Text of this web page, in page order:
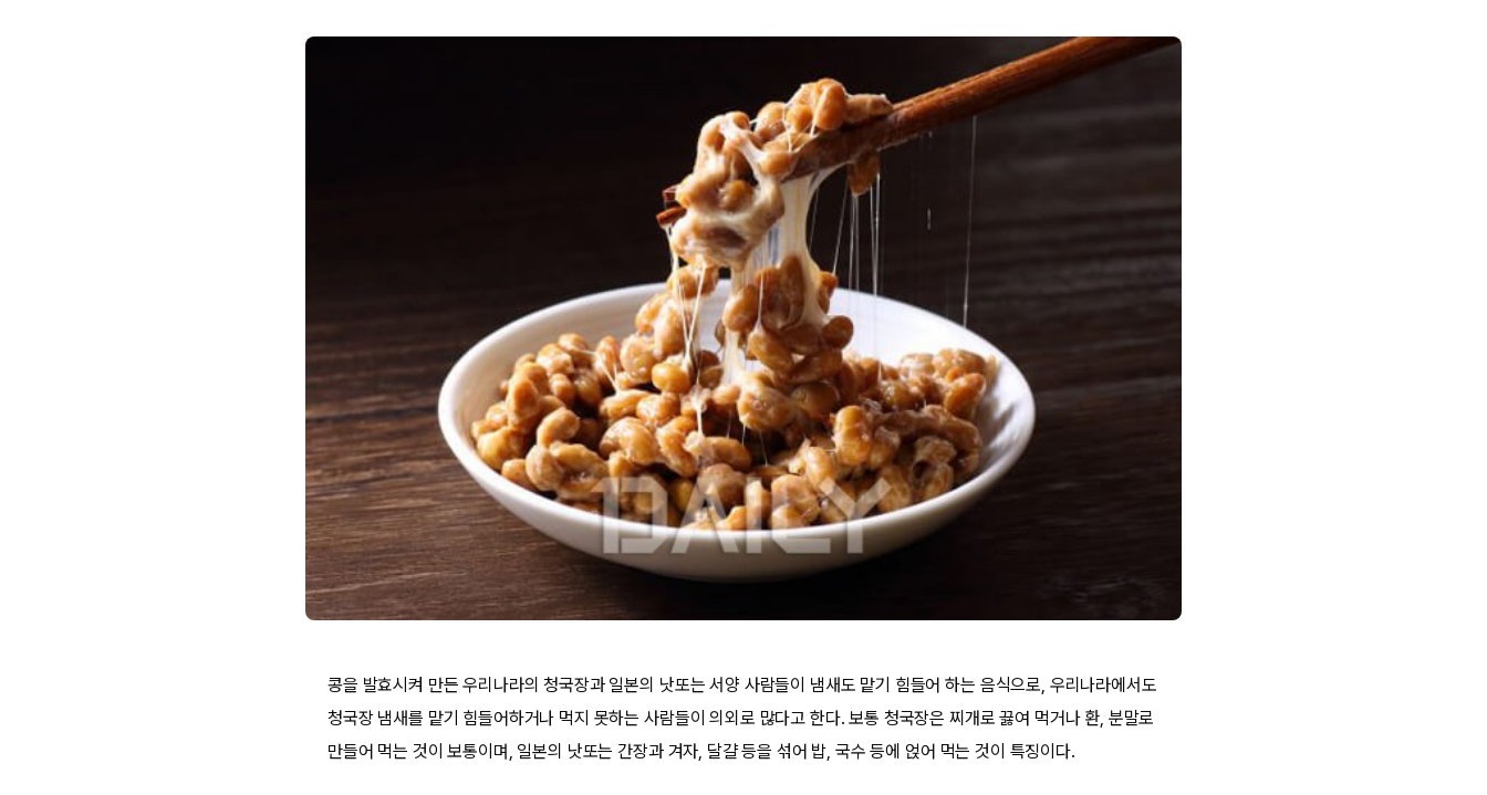
콩을 발효시켜 만든 우리나라의 청국장과 일본의 낫또는 서양 사람들이 냄새도 맡기 힘들어 하는 음식으로, 우리나라에서도
청국장 냄새를 맡기 힘들어하거나 먹지 못하는 사람들이 의외로 많다고 한다. 보통 청국장은 찌개로 끓여 먹거나 환, 분말로
만들어 먹는 것이 보통이며, 일본의 낫또는 간장과 겨자, 달걀 등을 섞어 밥, 국수 등에 얹어 먹는 것이 특징이다.